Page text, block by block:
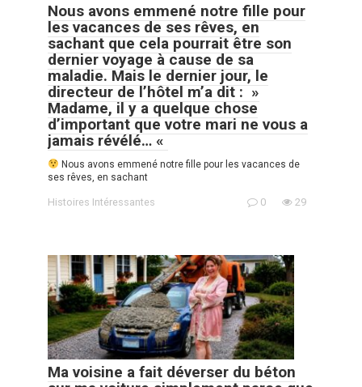
Nous avons emmené notre fille pour
les vacances de ses rêves, en
sachant que cela pourrait être son
dernier voyage à cause de sa
maladie. Mais le dernier jour, le
directeur de l’hôtel m’a dit : »
Madame, il y a quelque chose
d’important que votre mari ne vous a
jamais révélé… «
Nous avons emmené notre fille pour les vacances de
ses rêves, en sachant
Histoires Intéressantes 0 29
Ma voisine a fait déverser du béton